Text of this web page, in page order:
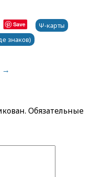
Save
Ψ-карты
знаков)
→
Обязательные